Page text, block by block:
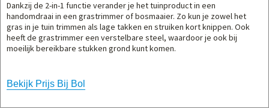
Dankzij de 2-in-1 functie verander je het tuinproduct in een
handomdraai in een grastrimmer of bosmaaier. Zo kun je zowel het
gras in je tuin trimmen als lage takken en struiken kort knippen. Ook
heeft de grastrimmer een verstelbare steel, waardoor je ook bij
moeilijk bereikbare stukken grond kunt komen.
Bekijk Prijs Bij Bol